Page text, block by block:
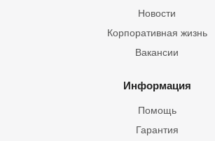
Новости
Корпоративная жизнь
Вакансии
Информация
Помощь
Гарантия